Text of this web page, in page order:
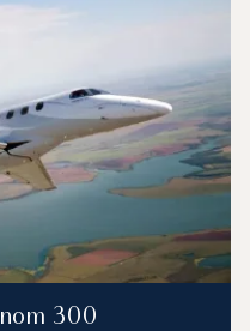
300